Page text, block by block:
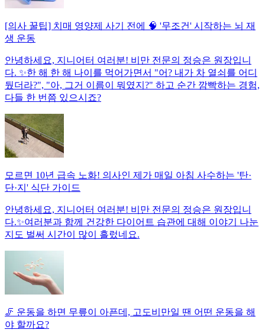
[의사 꿀팁] 치매 영양제 사기 전에 🧠 '무조건' 시작하는 뇌 재
생 운동
안녕하세요, 지니어터 여러분! 비만 전문의 정승은 원장입니
다. ✨한 해 한 해 나이를 먹어가면서 "어? 내가 차 열쇠를 어디
뒀더라?", "아, 그거 이름이 뭐였지?" 하고 순간 깜빡하는 경험,
다들 한 번쯤 있으시죠?
모르면 10년 급속 노화! 의사인 제가 매일 아침 사수하는 '탄·
단·지' 식단 가이드
안녕하세요, 지니어터 여러분! 비만 전문의 정승은 원장입니
다.✨여러분과 함께 건강한 다이어트 습관에 대해 이야기 나눈
지도 벌써 시간이 많이 흘렀네요.
🦵 운동을 하면 무릎이 아픈데, 고도비만일 땐 어떤 운동을 해
야 할까요?